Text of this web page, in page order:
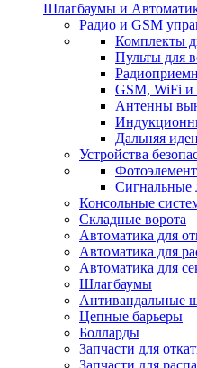
Шлагбаумы и
Радио и GSM
Комплекты
Пульты для
GSM, WiFi и
Антенны
Дальняя
Устройства
Сигнальные
Консольные
Складные ворота
Автоматика для
Автоматика для
Автоматика для
Шлагбаумы
Антивандальные
Цепные барьеры
Болларды
Запчасти для
Запчасти для